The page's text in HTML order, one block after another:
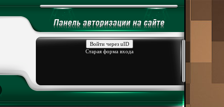
Войти через uID
Старая форма входа